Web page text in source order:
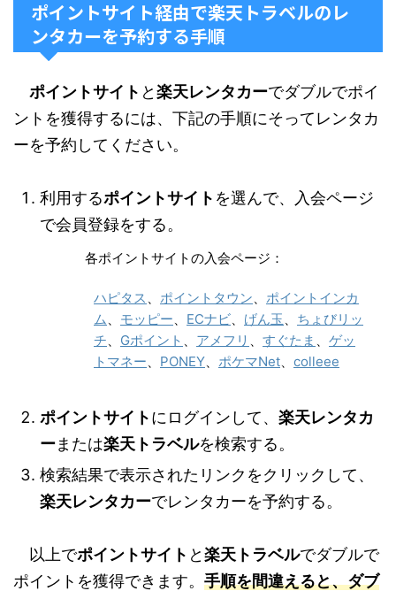
ポイントサイト経由で楽天トラベルのレ
ンタカーを予約する手順
ポイントサイト と楽天レンタカーでダブルでポイ
ントを獲得するには、下記の手順にそってレンタカ
ーを予約してください。
利用するポイントサイト を選んで、入会ページ
で会員登録をする。
各ポイントサイトの入会ページ：
ハピタス ポイントタウン
ポイントインカ
ム
モッピー ECナビ げん玉
ちょびリッ
チ
Gポイント アメフリ すぐたま
ゲッ
トマネー
PONEY ポケマNet colleee
ポイントサイトにログインして、 楽天レンタカ
ーまたは楽天トラベルを検索する。
検索結果で表示されたリンクをクリックして、
楽天レンタカーでレンタカーを予約する。
以上でポイントサイト と楽天トラベルでダブルで
ポイントを獲得できます。 手順を間違えると、ダブ